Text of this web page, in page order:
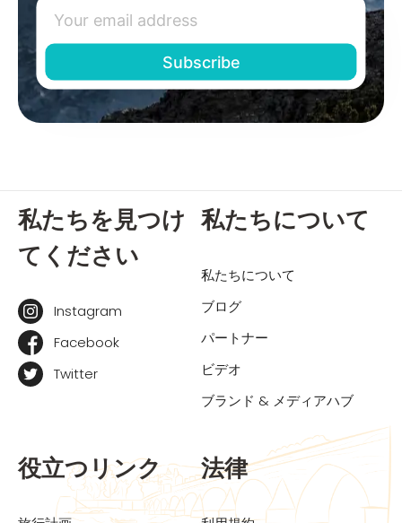
私たちを見つけ
てください
Instagram
Facebook
Twitter
私たちについて
私たちについて
ブログ
パートナー
ビデオ
ブランド & メディアハブ
役立つリンク 法律